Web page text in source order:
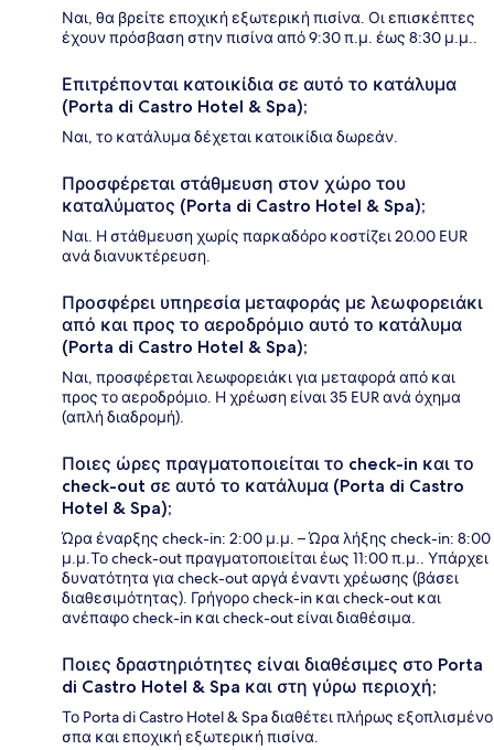
Ναι, θα βρείτε εποχική εξωτερική πισίνα. Οι επισκέπτες
έχουν πρόσβαση στην πισίνα από 9:30 π.μ. έως 8:30 μ.μ..
Επιτρέπονται κατοικίδια σε αυτό το κατάλυμα
(Porta di Castro Hotel & Spa);
Ναι, το κατάλυμα δέχεται κατοικίδια δωρεάν.
Προσφέρεται στάθμευση στον χώρο του
καταλύματος (Porta di Castro Hotel & Spa);
Ναι. Η στάθμευση χωρίς παρκαδόρο κοστίζει 20.00 EUR
ανά διανυκτέρευση.
Προσφέρει υπηρεσία μεταφοράς με λεωφορειάκι
από και προς το αεροδρόμιο αυτό το κατάλυμα
(Porta di Castro Hotel & Spa);
Ναι, προσφέρεται λεωφορειάκι για μεταφορά από και
προς το αεροδρόμιο. Η χρέωση είναι 35 EUR ανά όχημα
(απλή διαδρομή).
Ποιες ώρες πραγματοποιείται το check-in και το
check-out σε αυτό το κατάλυμα (Porta di Castro
Hotel & Spa);
Ώρα έναρξης check-in: 2:00 μ.μ. – Ώρα λήξης check-in: 8:00
μ.μ.Το check-out πραγματοποιείται έως 11:00 π.μ.. Υπάρχει
δυνατότητα για check-out αργά έναντι χρέωσης (βάσει
διαθεσιμότητας). Γρήγορο check-in και check-out και
ανέπαφο check-in και check-out είναι διαθέσιμα.
Ποιες δραστηριότητες είναι διαθέσιμες στο Porta
di Castro Hotel & Spa και στη γύρω περιοχή;
Το Porta di Castro Hotel & Spa διαθέτει πλήρως εξοπλισμένο
σπα και εποχική εξωτερική πισίνα.